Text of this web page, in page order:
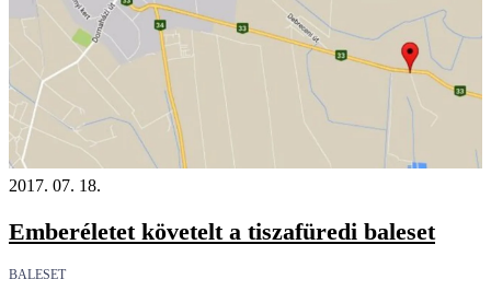
2017. 07. 18.
Emberéletet követelt a tiszafüredi baleset
BALESET